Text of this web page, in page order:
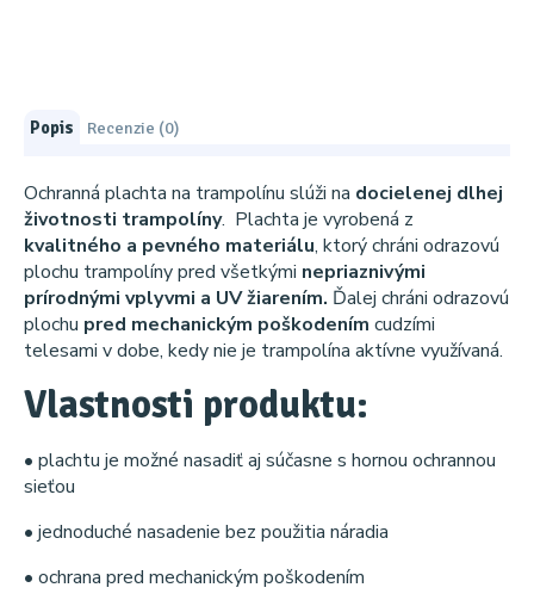
Popis Recenzie (0)
Ochranná plachta na trampolínu slúži na docielenej dlhej
životnosti trampolíny. Plachta je vyrobená z
kvalitného a pevného materiálu, ktorý chráni odrazovú
plochu trampolíny pred všetkými nepriaznivými
prírodnými vplyvmi a UV žiarením. Ďalej chráni odrazovú
plochu pred mechanickým poškodením cudzími
telesami v dobe, kedy nie je trampolína aktívne využívaná.
Vlastnosti produktu:
• plachtu je možné nasadiť aj súčasne s hornou ochrannou
sieťou
• jednoduché nasadenie bez použitia náradia
• ochrana pred mechanickým poškodením